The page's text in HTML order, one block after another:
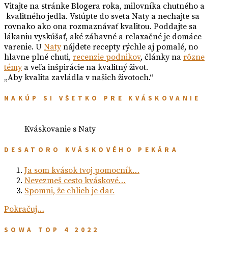
Vitajte na stránke Blogera roka, milovníka chutného a
kvalitného jedla. Vstúpte do sveta Naty a nechajte sa
rovnako ako ona rozmaznávať kvalitou. Poddajte sa
lákaniu vyskúšať, aké zábavné a relaxačné je domáce
varenie. U Natynájdete recepty rýchle aj pomalé, no
hlavne plné chuti, recenzie podnikov, články na rôzne
témya veľa inšpirácie na kvalitný život.
„Aby kvalita zavládla v našich životoch.“
NAKÚP SI VŠETKO PRE KVÁSKOVANIE
Kváskovanie s Naty
DESATORO KVÁSKOVÉHO PEKÁRA
Ja som kvások tvoj pomocník…
Nevezmeš cesto kváskové…
Spomni, že chlieb je dar.
Pokračuj…
SOWA TOP 4 2022